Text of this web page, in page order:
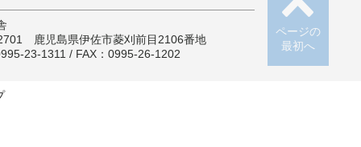
ページの
最初へ
鹿児島県伊佐市菱刈前目2106番地
23-1311 / FAX：0995-26-1202